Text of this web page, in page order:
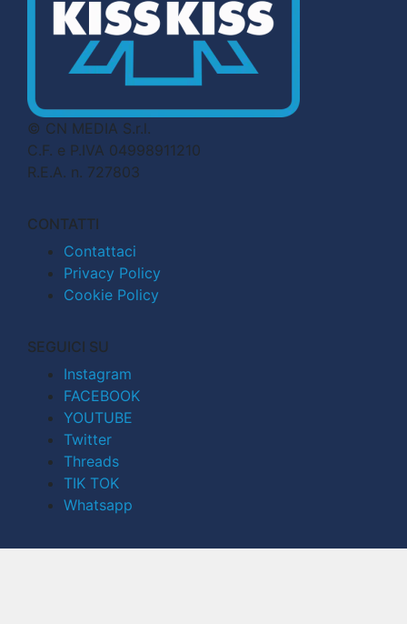
© CN MEDIA S.r.l.
C.F. e P.IVA 04998911210
R.E.A. n. 727803
CONTATTI
Contattaci
Privacy Policy
Cookie Policy
SEGUICI SU
Instagram
FACEBOOK
YOUTUBE
Twitter
Threads
TIK TOK
Whatsapp